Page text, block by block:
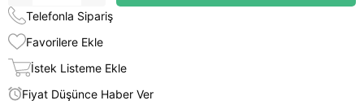
Telefonla Sipariş
Favorilere Ekle
İstek Listeme Ekle
Fiyat Düşünce Haber Ver